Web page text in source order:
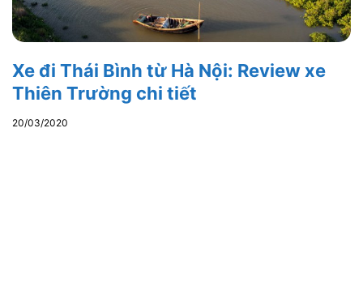
Xe đi Thái Bình từ Hà Nội: Review xe
Thiên Trường chi tiết
20/03/2020